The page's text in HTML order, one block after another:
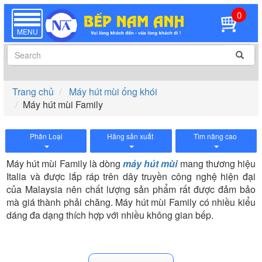
TOGGLE
NAVIGATION
MENU
0
Trang chủ
Máy hút mùi ống khói
Máy hút mùi Family
Phân Loại Hãng sản xuất Tìm nâng cao
Máy hút mùi Family là dòngmáy hút mùimang thương hiệu
Italia và được lắp ráp trên dây truyền công nghệ hiện đại
của Malaysia nên chất lượng sản phẩm rất được đảm bảo
mà giá thành phải chăng. Máy hút mùi Family có nhiều kiểu
dáng đa dạng thích hợp với nhiều không gian bếp.